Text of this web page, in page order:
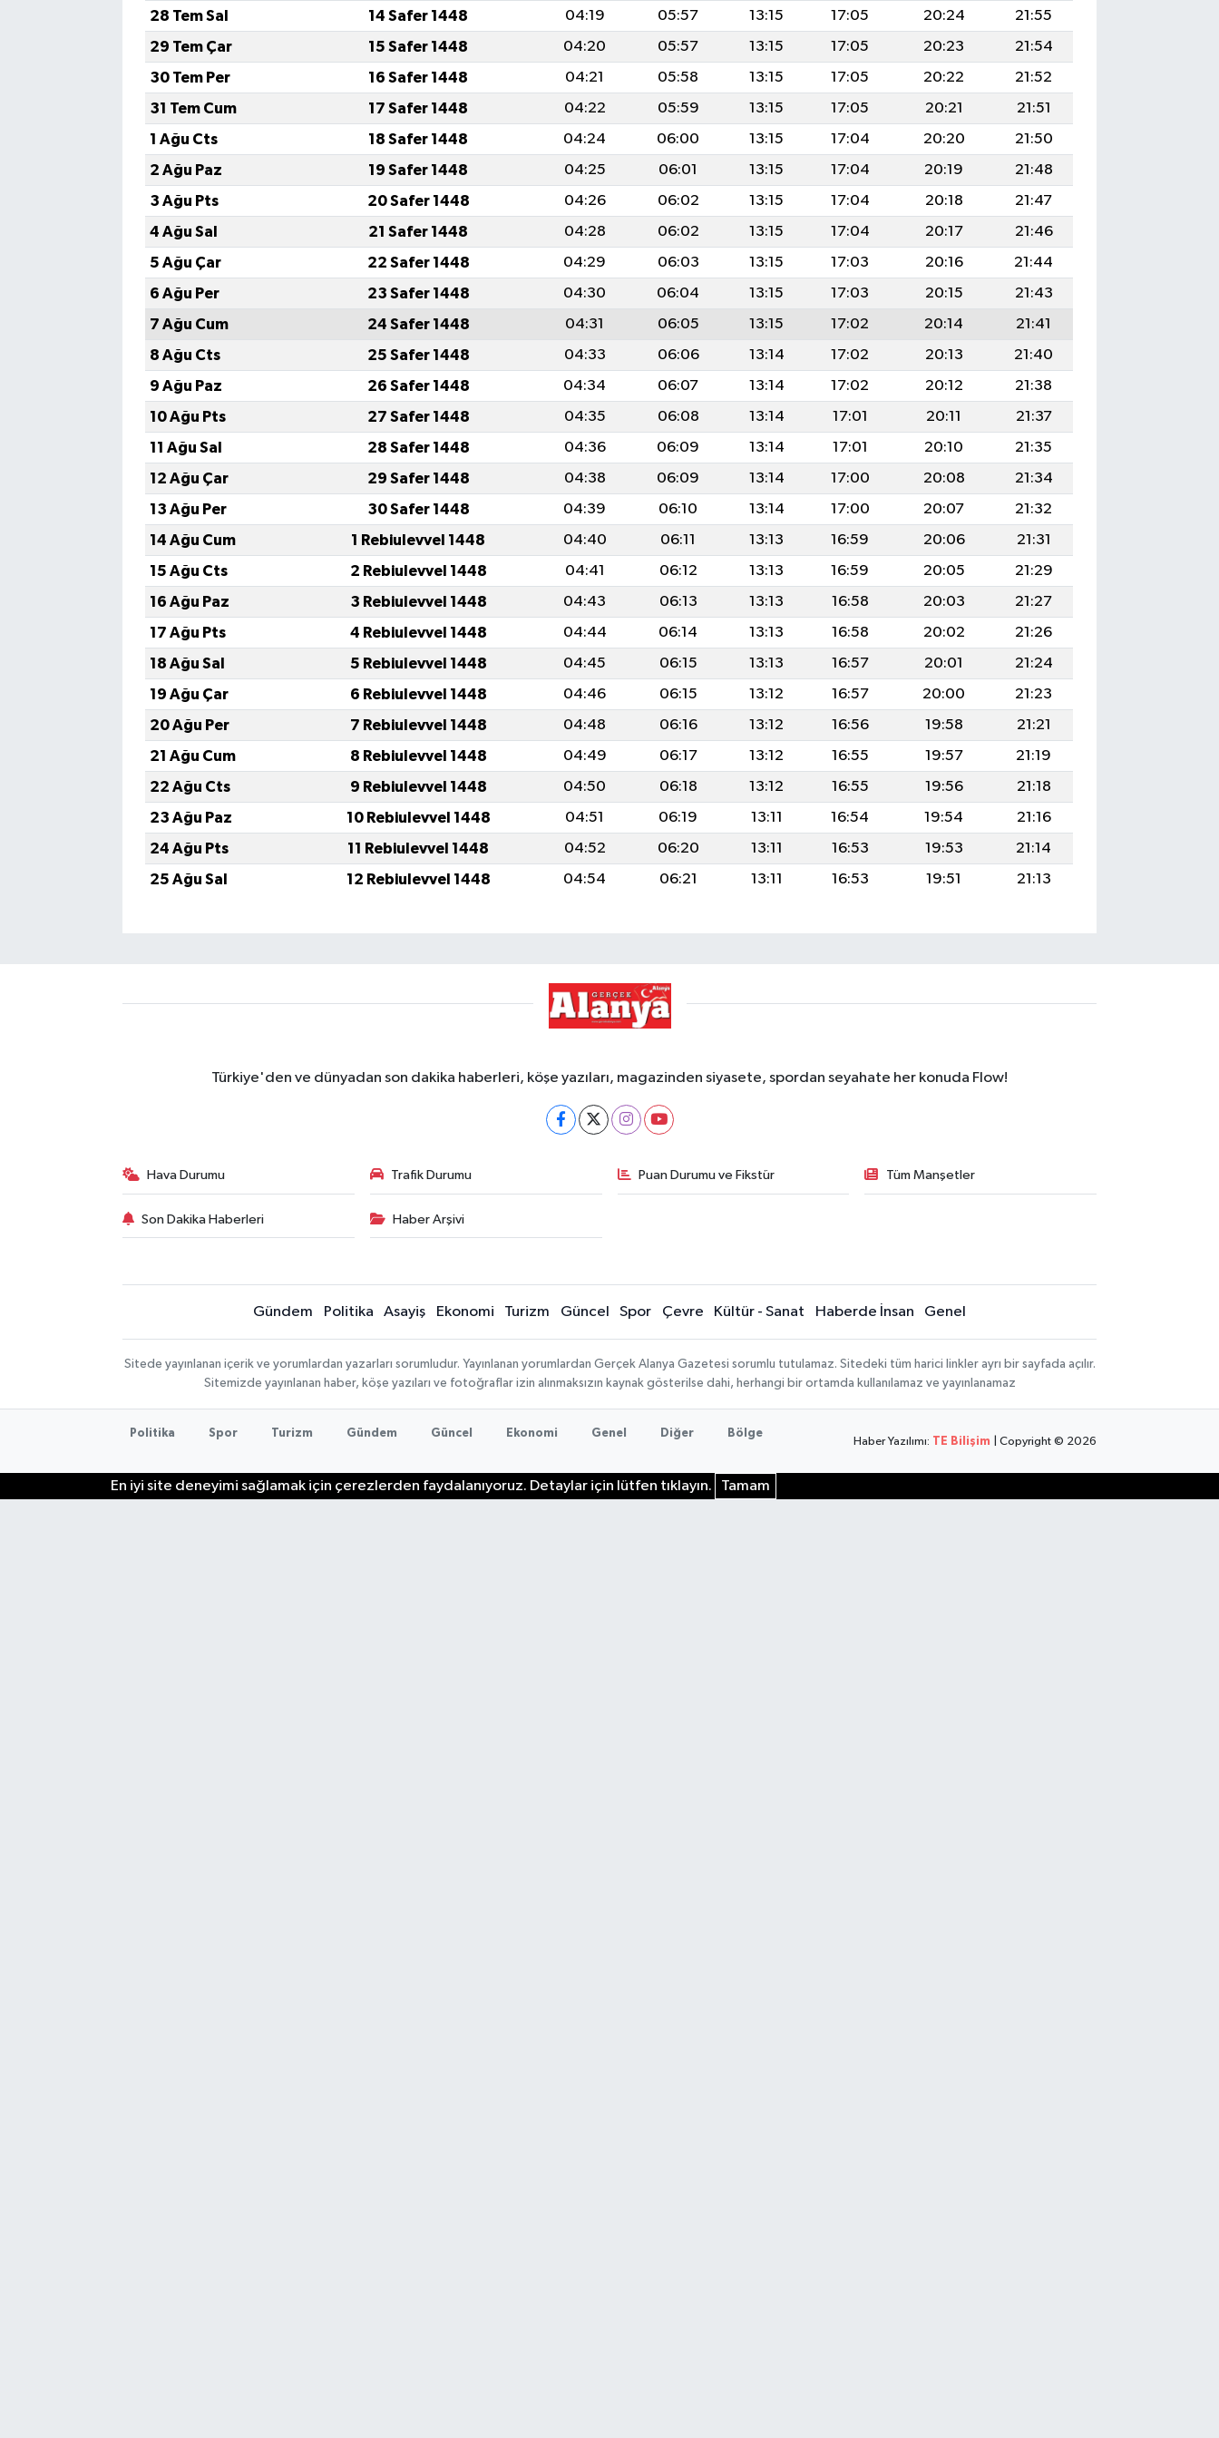
28 Tem Sal
14 Safer 1448 04:19 05:57 13:15 17:05 20:24
21:55
29 Tem Çar
15 Safer 1448 04:20 05:57 13:15 17:05 20:23
21:54
30 Tem Per
16 Safer 1448 04:21 05:58 13:15 17:05 20:22
21:52
31 Tem Cum
17 Safer 1448 04:22 05:59 13:15 17:05 20:21
21:51
1 Ağu Cts
18 Safer 1448 04:24 06:00 13:15 17:04 20:20
21:50
2 Ağu Paz
19 Safer 1448 04:25 06:01 13:15 17:04 20:19
21:48
3 Ağu Pts
20 Safer 1448 04:26 06:02 13:15 17:04 20:18
21:47
4 Ağu Sal
21 Safer 1448 04:28 06:02 13:15 17:04 20:17
21:46
5 Ağu Çar
22 Safer 1448 04:29 06:03 13:15 17:03 20:16
21:44
6 Ağu Per
23 Safer 1448 04:30 06:04 13:15 17:03 20:15
21:43
7 Ağu Cum
24 Safer 1448 04:31 06:05 13:15 17:02 20:14
21:41
8 Ağu Cts
25 Safer 1448 04:33 06:06 13:14 17:02 20:13
21:40
9 Ağu Paz
26 Safer 1448 04:34 06:07 13:14 17:02 20:12
21:38
10 Ağu Pts
27 Safer 1448 04:35 06:08 13:14 17:01 20:11
21:37
11 Ağu Sal
28 Safer 1448 04:36 06:09 13:14 17:01 20:10
21:35
12 Ağu Çar
29 Safer 1448 04:38 06:09 13:14 17:00 20:08
21:34
13 Ağu Per
30 Safer 1448 04:39 06:10 13:14 17:00 20:07
21:32
14 Ağu Cum
1 Rebiulevvel 1448 04:40 06:11 13:13 16:59 20:06
21:31
15 Ağu Cts
2 Rebiulevvel 1448 04:41 06:12 13:13 16:59 20:05
21:29
16 Ağu Paz
3 Rebiulevvel 1448 04:43 06:13 13:13 16:58 20:03
21:27
17 Ağu Pts
4 Rebiulevvel 1448 04:44 06:14 13:13 16:58 20:02
21:26
18 Ağu Sal
5 Rebiulevvel 1448 04:45 06:15 13:13 16:57 20:01
21:24
19 Ağu Çar
6 Rebiulevvel 1448 04:46 06:15 13:12 16:57 20:00
21:23
20 Ağu Per
7 Rebiulevvel 1448 04:48 06:16 13:12 16:56 19:58
21:21
21 Ağu Cum
8 Rebiulevvel 1448 04:49 06:17 13:12 16:55 19:57
21:19
22 Ağu Cts
9 Rebiulevvel 1448 04:50 06:18 13:12 16:55 19:56
21:18
23 Ağu Paz
10 Rebiulevvel 1448 04:51 06:19 13:11 16:54 19:54
21:16
24 Ağu Pts
11 Rebiulevvel 1448 04:52 06:20 13:11 16:53 19:53
21:14
25 Ağu Sal
12 Rebiulevvel 1448 04:54 06:21 13:11 16:53 19:51 21:13
Türkiye'den ve dünyadan son dakika haberleri, köşe yazıları, magazinden siyasete, spordan seyahate her konuda Flow!
Hava Durumu Trafik Durumu Puan Durumu ve Fikstür Tüm Manşetler
Son Dakika Haberleri Haber Arşivi
Gündem Politika Asayiş Ekonomi Turizm Güncel Spor Çevre Kültür - Sanat Haberde İnsan Genel
Sitede yayınlanan içerik ve yorumlardan yazarları sorumludur. Yayınlanan yorumlardan Gerçek Alanya Gazetesi sorumlu tutulamaz. Sitedeki tüm harici linkler ayrı bir sayfada açılır.
Sitemizde yayınlanan haber, köşe yazıları ve fotoğraflar izin alınmaksızın kaynak gösterilse dahi, herhangi bir ortamda kullanılamaz ve yayınlanamaz
Politika Spor Turizm Gündem Güncel Ekonomi Genel Diğer Bölge
Haber Yazılımı: TE Bilişim | Copyright © 2026
En iyi site deneyimi sağlamak için çerezlerden faydalanıyoruz. Detaylar için lütfen tıklayın. Tamam